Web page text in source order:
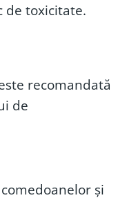
de toxicitate.
recomandată
de
și